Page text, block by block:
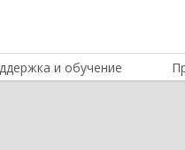
и обучение